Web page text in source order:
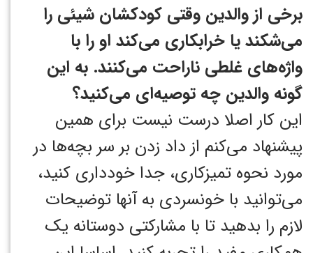
برخی از والدین وقتی کودکشان شیئی را
می‌شکند یا خرابکاری می‌کند او را با
واژه‌های غلطی ناراحت می‌کنند. به این
گونه والدین چه توصیه‌ای می‌کنید؟
این کار اصلا درست نیست برای همین
پیشنهاد می‌کنم از داد زدن بر سر بچه‌ها در
مورد نحوه تمیزکاری، جدا خودداری کنید،
می‌توانید با خونسردی به آنها توضیحات
لازم را بدهید تا با مشارکتی دوستانه یک